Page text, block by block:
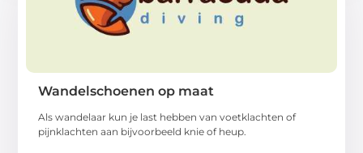
Wandelschoenen op maat
Als wandelaar kun je last hebben van voetklachten of
pijnklachten aan bijvoorbeeld knie of heup.